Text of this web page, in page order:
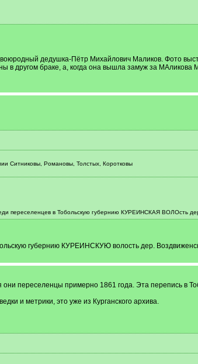
дедушка-Пётр Михайлович Маликов. Фото
в другом браке, а, когда она вышла замуж за
Ситниковы, Романовы, Толстых, Коротковы
переселенцев в Тобольскую губернию КУРЕИНСКАЯ ВОЛОсть
губернию КУРЕИНСКУЮ волость дер.
переселенцы примерно 1861 года. Эта перепись в
и метрики, это уже из Курганского архива.